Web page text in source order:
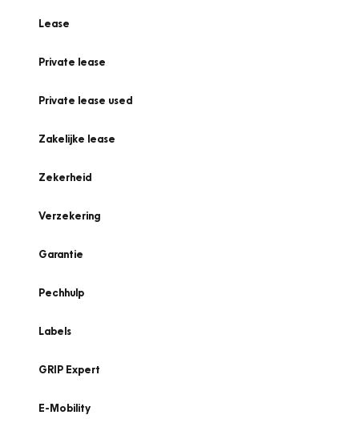
Lease
Private lease
Private lease used
Zakelijke lease
Zekerheid
Verzekering
Garantie
Pechhulp
Labels
GRIP Expert
E-Mobility